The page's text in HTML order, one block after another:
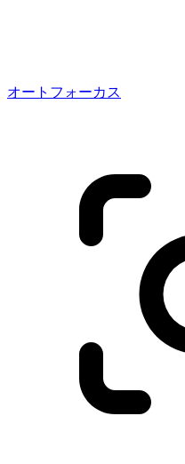
オートフォーカス